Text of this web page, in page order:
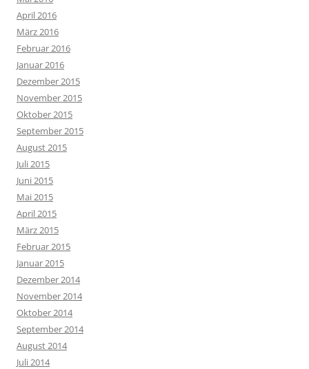
April 2016
März 2016
Februar 2016
Januar 2016
Dezember 2015
November 2015
Oktober 2015
September 2015
August 2015
Juli 2015
Juni 2015
Mai 2015
April 2015
März 2015
Februar 2015
Januar 2015
Dezember 2014
November 2014
Oktober 2014
September 2014
August 2014
Juli 2014